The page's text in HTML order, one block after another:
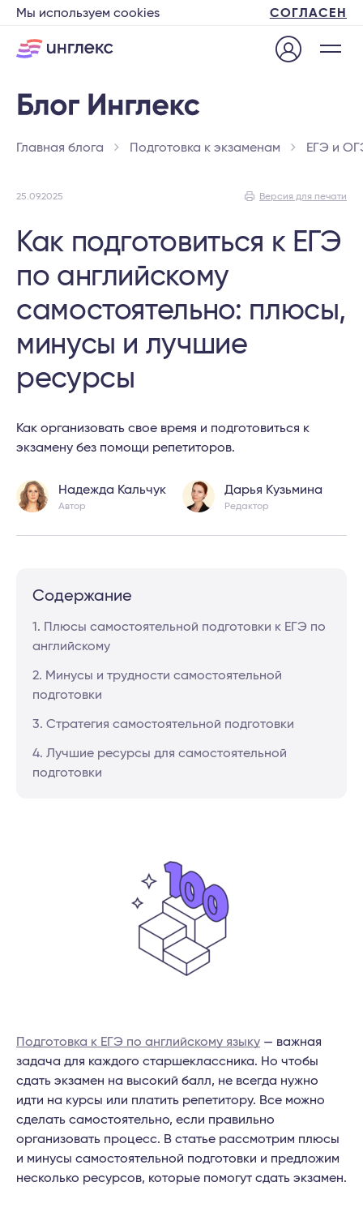
Мы используем cookies СОГЛАСЕН
Главная блога Подготовка к экзаменам ЕГЭ и
25.09.2025 Версия для печати
Как подготовиться к ЕГЭ
по английскому
самостоятельно: плюсы,
минусы и лучшие
ресурсы
Как организовать свое время и подготовиться к
экзамену без помощи репетиторов.
Надежда Кальчук
Автор
Дарья Кузьмина
Редактор
Содержание
1. Плюсы самостоятельной подготовки к ЕГЭ по
английскому
2. Минусы и трудности самостоятельной
подготовки
3. Стратегия самостоятельной подготовки
4. Лучшие ресурсы для самостоятельной
подготовки
Подготовка к ЕГЭ по английскому языку — важная
задача для каждого старшеклассника. Но чтобы
сдать экзамен на высокий балл, не всегда нужно
идти на курсы или платить репетитору. Все можно
сделать самостоятельно, если правильно
организовать процесс. В статье рассмотрим плюсы
и минусы самостоятельной подготовки и предложим
несколько ресурсов, которые помогут сдать экзамен.